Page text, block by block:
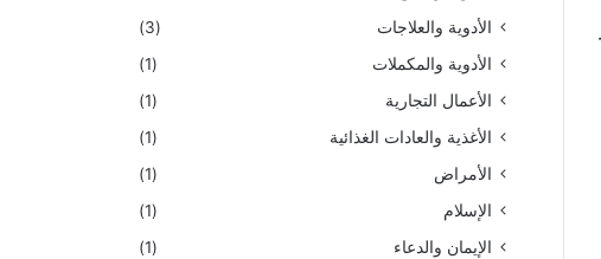
الأدوية والعلاجات
(3)
الأدوية والمكملات
(1)
الأعمال التجارية
(1)
الأغذية والعادات الغذائية
(1)
الأمراض
(1)
الإسلام
(1)
الإيمان والدعاء
(1)